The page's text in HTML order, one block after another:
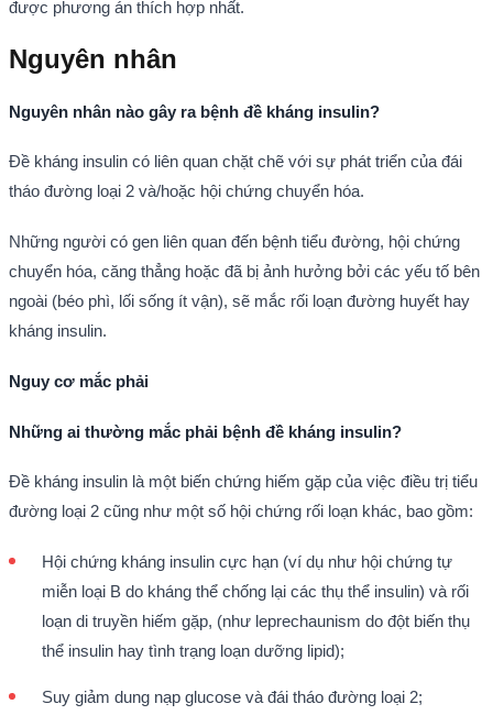
được phương án thích hợp nhất.
Nguyên nhân
Nguyên nhân nào gây ra bệnh đề kháng insulin?
Đề kháng insulin có liên quan chặt chẽ với sự phát triển của đái
tháo đường loại 2 và/hoặc hội chứng chuyển hóa.
Những người có gen liên quan đến bệnh tiểu đường, hội chứng
chuyển hóa, căng thẳng hoặc đã bị ảnh hưởng bởi các yếu tố bên
ngoài (béo phì, lối sống ít vận), sẽ mắc rối loạn đường huyết hay
kháng insulin.
Nguy cơ mắc phải
Những ai thường mắc phải bệnh đề kháng insulin?
Đề kháng insulin là một biến chứng hiếm gặp của việc điều trị tiểu
đường loại 2 cũng như một số hội chứng rối loạn khác, bao gồm:
Hội chứng kháng insulin cực hạn (ví dụ như hội chứng tự
miễn loại B do kháng thể chống lại các thụ thể insulin) và rối
loạn di truyền hiếm gặp, (như leprechaunism do đột biến thụ
thể insulin hay tình trạng loạn dưỡng lipid);
Suy giảm dung nạp glucose và đái tháo đường loại 2;